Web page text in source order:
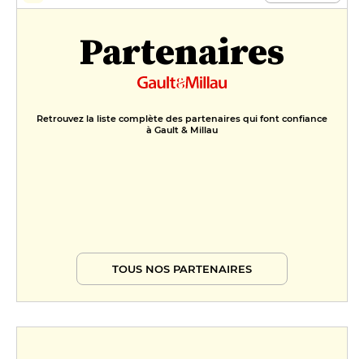
Partenaires
Retrouvez la liste complète des partenaires qui font confiance
à Gault & Millau
TOUS NOS PARTENAIRES